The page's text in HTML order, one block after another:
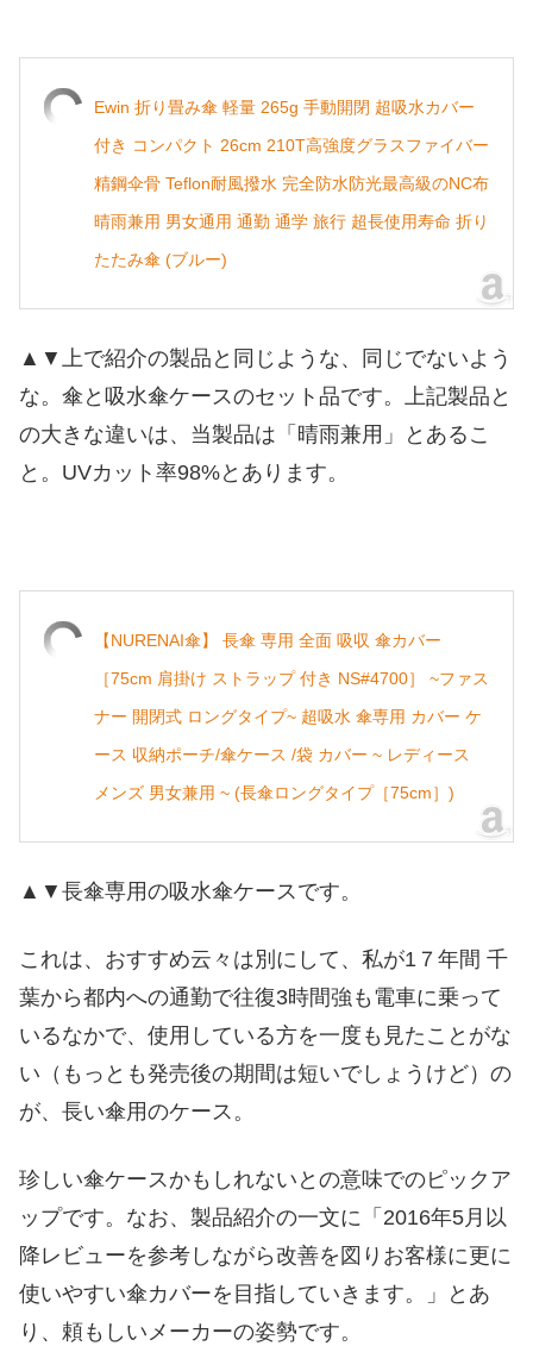
Ewin 折り畳み傘 軽量 265g 手動開閉 超吸水カバー
付き コンパクト 26cm 210T高強度グラスファイバー
精鋼伞骨 Teflon耐風撥水 完全防水防光最高級のNC布
晴雨兼用 男女通用 通勤 通学 旅行 超長使用寿命 折り
たたみ傘 (ブルー)
▲▼上で紹介の製品と同じような、同じでないよう
な。傘と吸水傘ケースのセット品です。上記製品と
の大きな違いは、当製品は「晴雨兼用」とあるこ
と。UVカット率98%とあります。
【NURENAI傘】 長傘 専用 全面 吸収 傘カバー
［75cm 肩掛け ストラップ 付き NS#4700］ ~ファス
ナー 開閉式 ロングタイプ~ 超吸水 傘専用 カバー ケ
ース 収納ポーチ/傘ケース /袋 カバー ~ レディース
メンズ 男女兼用 ~ (長傘ロングタイプ［75cm］)
▲▼長傘専用の吸水傘ケースです。
これは、おすすめ云々は別にして、私が1７年間 千
葉から都内への通勤で往復3時間強も電車に乗って
いるなかで、使用している方を一度も見たことがな
い（もっとも発売後の期間は短いでしょうけど）の
が、長い傘用のケース。
珍しい傘ケースかもしれないとの意味でのピックア
ップです。なお、製品紹介の一文に「2016年5月以
降レビューを参考しながら改善を図りお客様に更に
使いやすい傘カバーを目指していきます。」とあ
り、頼もしいメーカーの姿勢です。